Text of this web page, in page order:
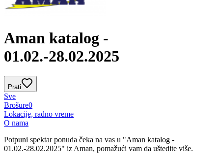
Aman katalog -
01.02.-28.02.2025
Prati
Sve
Brošure0
Lokacije, radno vreme
O nama
Potpuni spektar ponuda čeka na vas u "Aman katalog -
01.02.-28.02.2025" iz Aman, pomažući vam da uštedite više.